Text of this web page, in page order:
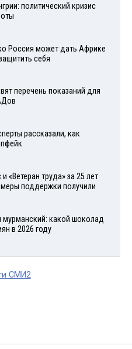
политический кризис
Россия может дать Африке
себя
перечень показаний для
рассказали, как
«Ветеран труда» за 25 лет
поддержки получили
мурманский: какой шоколад
в 2026 году
СМИ2